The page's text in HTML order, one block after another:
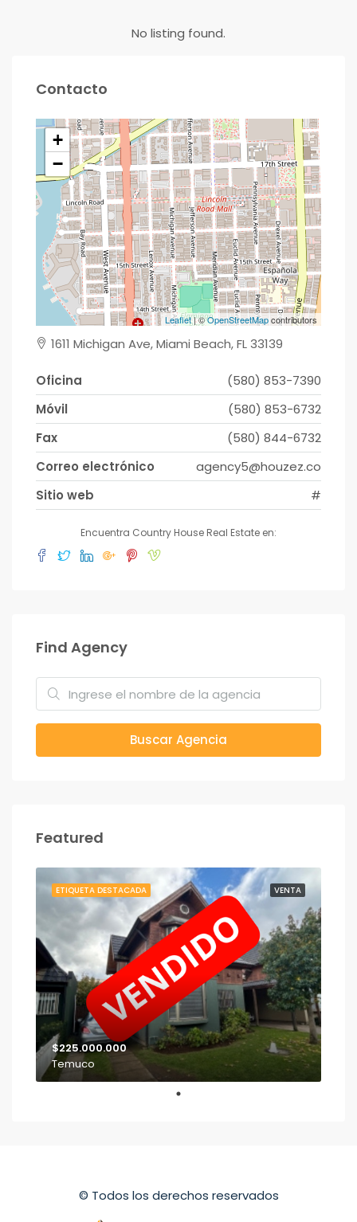
No listing found.
Contacto
+
−
Leaflet| ©OpenStreetMapcontributors
1611 Michigan Ave, Miami Beach, FL 33139
Oficina
(580) 853-7390
Móvil
(580) 853-6732
Fax
(580) 844-6732
Correo electrónico
agency5@houzez.co
Sitio web
#
Encuentra Country House Real Estate en:
Find Agency
Buscar Agencia
Featured
VENTA
ETIQUETA DESTACADA
$225.000.000
Temuco
© Todos los derechos reservados